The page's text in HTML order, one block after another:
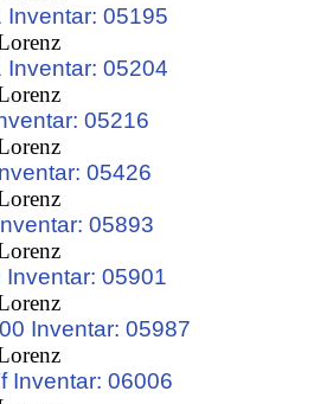
05195
05204
05216
05426
05893
05901
Inventar: 05987
Inventar: 06006